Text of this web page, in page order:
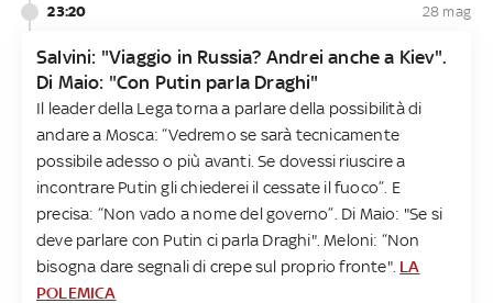
23:20 28 mag
Salvini: "Viaggio in Russia? Andrei anche a Kiev".
Di Maio: "Con Putin parla Draghi"
Il leader della Lega torna a parlare della possibilità di
andare a Mosca: “Vedremo se sarà tecnicamente
possibile adesso o più avanti. Se dovessi riuscire a
incontrare Putin gli chiederei il cessate il fuoco”. E
precisa: “Non vado a nome del governo”. Di Maio: "Se si
deve parlare con Putin ci parla Draghi". Meloni: “Non
bisogna dare segnali di crepe sul proprio fronte". LA
POLEMICA